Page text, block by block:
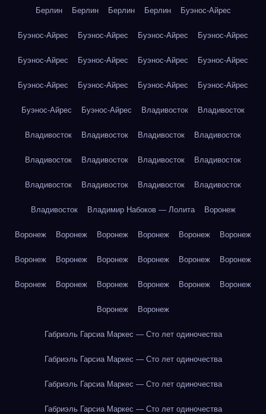
Берлин Берлин Берлин Берлин Буэнос-Айрес
Буэнос-Айрес Буэнос-Айрес Буэнос-Айрес Буэнос-Айрес
Буэнос-Айрес Буэнос-Айрес Буэнос-Айрес Буэнос-Айрес
Буэнос-Айрес Буэнос-Айрес Буэнос-Айрес Буэнос-Айрес
Буэнос-Айрес Буэнос-Айрес Владивосток Владивосток
Владивосток Владивосток Владивосток Владивосток
Владивосток Владивосток Владивосток Владивосток
Владивосток Владивосток Владивосток Владивосток
Владивосток Владимир Набоков — Лолита Воронеж
Воронеж Воронеж Воронеж Воронеж Воронеж Воронеж
Воронеж Воронеж Воронеж Воронеж Воронеж Воронеж
Воронеж Воронеж Воронеж Воронеж Воронеж Воронеж
Воронеж Воронеж
Габриэль Гарсиа Маркес — Сто лет одиночества
Габриэль Гарсиа Маркес — Сто лет одиночества
Габриэль Гарсиа Маркес — Сто лет одиночества
Габриэль Гарсиа Маркес — Сто лет одиночества